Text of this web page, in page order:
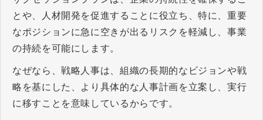
とや、人材開発を促進することに役立ち、特に、重要
なポジションに急に空きが出るリスクを軽減し、事業
の持続を可能にします。
なぜなら、戦略人事は、組織の長期的なビジョンや戦
略を基にした、より具体的な人事計画を立案し、実行
に移すことを意味しているからです。